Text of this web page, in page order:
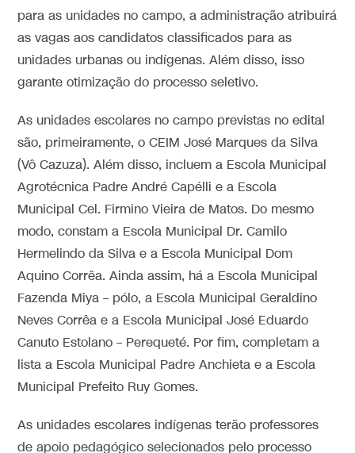
para as unidades no campo, a administração atribuirá
as vagas aos candidatos classificados para as
unidades urbanas ou indígenas. Além disso, isso
garante otimização do processo seletivo.
As unidades escolares no campo previstas no edital
são, primeiramente, o CEIM José Marques da Silva
(Vô Cazuza). Além disso, incluem a Escola Municipal
Agrotécnica Padre André Capélli e a Escola
Municipal Cel. Firmino Vieira de Matos. Do mesmo
modo, constam a Escola Municipal Dr. Camilo
Hermelindo da Silva e a Escola Municipal Dom
Aquino Corrêa. Ainda assim, há a Escola Municipal
Fazenda Miya – pólo, a Escola Municipal Geraldino
Neves Corrêa e a Escola Municipal José Eduardo
Canuto Estolano – Perequeté. Por fim, completam a
lista a Escola Municipal Padre Anchieta e a Escola
Municipal Prefeito Ruy Gomes.
As unidades escolares indígenas terão professores
de apoio pedagógico selecionados pelo processo